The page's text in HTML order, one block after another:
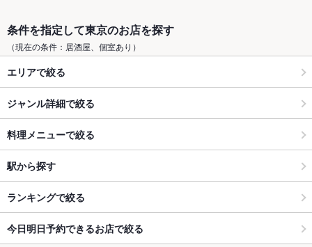
条件を指定して東京のお店を探す
（現在の条件：居酒屋、個室あり）
エリアで絞る
ジャンル詳細で絞る
料理メニューで絞る
駅から探す
ランキングで絞る
今日明日予約できるお店で絞る